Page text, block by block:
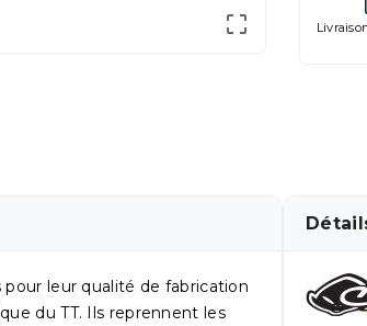

leur qualité de fabrication
du TT. Ils reprennent les